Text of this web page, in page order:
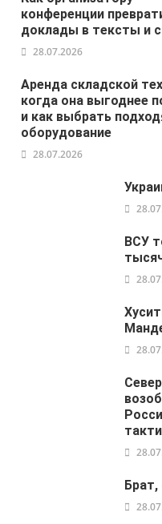
конференции
доклады в тексты и
28.07.2026
Аренда складской
когда она выгоднее
и как выбрать
оборудование
28.07.2026
ВСУ